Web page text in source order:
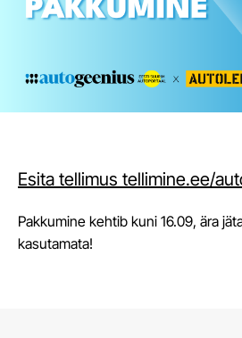
Esita tellimus tellimine.ee/
Pakkumine kehtib kuni 16.09, ära
kasutamata!